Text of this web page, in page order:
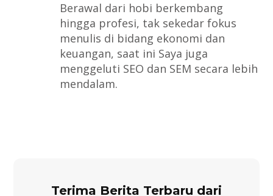
Berawal dari hobi berkembang
hingga profesi, tak sekedar fokus
menulis di bidang ekonomi dan
keuangan, saat ini Saya juga
menggeluti SEO dan SEM secara lebih
mendalam.
Terima Berita Terbaru dari